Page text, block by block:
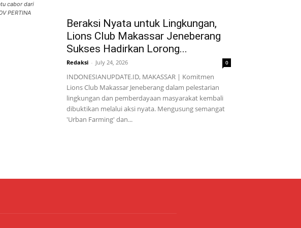
cabor dari
PERTINA
Beraksi Nyata untuk Lingkungan,
Lions Club Makassar Jeneberang
Sukses Hadirkan Lorong...
Redaksi - July 24, 2026 0
INDONESIANUPDATE.ID, MAKASSAR | Komitmen
Lions Club Makassar Jeneberang dalam pelestarian
lingkungan dan pemberdayaan masyarakat kembali
dibuktikan melalui aksi nyata. Mengusung semangat
'Urban Farming' dan...